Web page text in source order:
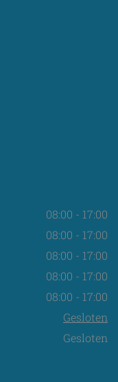
08:00 - 17:00
08:00 - 17:00
08:00 - 17:00
08:00 - 17:00
08:00 - 17:00
Gesloten
Gesloten